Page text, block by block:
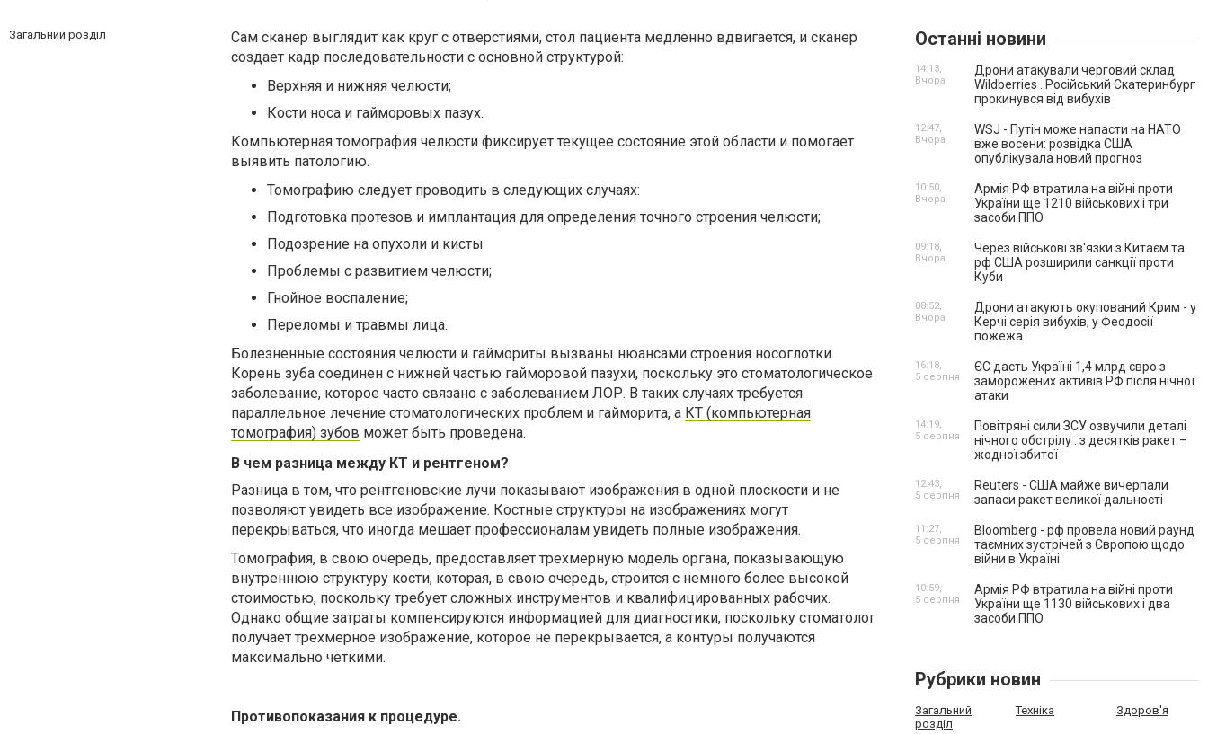
Загальний розділ
Сам сканер выглядит как круг с отверстиями, стол пациента медленно вдвигается, и сканер
создает кадр последовательности с основной структурой:
Верхняя и нижняя челюсти;
Кости носа и гайморовых пазух.
Компьютерная томография челюсти фиксирует текущее состояние этой области и помогает
выявить патологию.
Томографию следует проводить в следующих случаях:
Подготовка протезов и имплантация для определения точного строения челюсти;
Подозрение на опухоли и кисты
Проблемы с развитием челюсти;
Гнойное воспаление;
Переломы и травмы лица.
Болезненные состояния челюсти и гаймориты вызваны нюансами строения носоглотки.
Корень зуба соединен с нижней частью гайморовой пазухи, поскольку это стоматологическое
заболевание, которое часто связано с заболеванием ЛОР. В таких случаях требуется
параллельное лечение стоматологических проблем и гайморита, а КТ (компьютерная
томография) зубов может быть проведена.
В чем разница между КТ и рентгеном?
Разница в том, что рентгеновские лучи показывают изображения в одной плоскости и не
позволяют увидеть все изображение. Костные структуры на изображениях могут
перекрываться, что иногда мешает профессионалам увидеть полные изображения.
Томография, в свою очередь, предоставляет трехмерную модель органа, показывающую
внутреннюю структуру кости, которая, в свою очередь, строится с немного более высокой
стоимостью, поскольку требует сложных инструментов и квалифицированных рабочих.
Однако общие затраты компенсируются информацией для диагностики, поскольку стоматолог
получает трехмерное изображение, которое не перекрывается, а контуры получаются
максимально четкими.
Противопоказания к процедуре.
Останні новини
Дрони атакували черговий склад
Wildberries . Російський Єкатеринбург
прокинувся від вибухів
14:13,
Вчора
WSJ - Путін може напасти на НАТО
вже восени: розвідка США
опублікувала новий прогноз
12:47,
Вчора
Армія РФ втратила на війні проти
України ще 1210 військових і три
засоби ППО
10:50,
Вчора
Через військові зв'язки з Китаєм та
рф США розширили санкції проти
Куби
09:18,
Вчора
Дрони атакують окупований Крим - у
Керчі серія вибухів, у Феодосії
пожежа
08:52,
Вчора
ЄС дасть Україні 1,4 млрд євро з
заморожених активів РФ після нічної
атаки
16:18,
5 серпня
Повітряні сили ЗСУ озвучили деталі
нічного обстрілу : з десятків ракет –
жодної збитої
14:19,
5 серпня
Reuters - США майже вичерпали
запаси ракет великої дальності
12:43,
5 серпня
Bloomberg - рф провела новий раунд
таємних зустрічей з Європою щодо
війни в Україні
11:27,
5 серпня
Армія РФ втратила на війні проти
України ще 1130 військових і два
засоби ППО
10:59,
5 серпня
Рубрики новин
Загальний
розділ
Техніка Здоров'я